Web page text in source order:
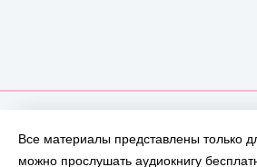
Все материалы представлены только
можно прослушать аудиокнигу